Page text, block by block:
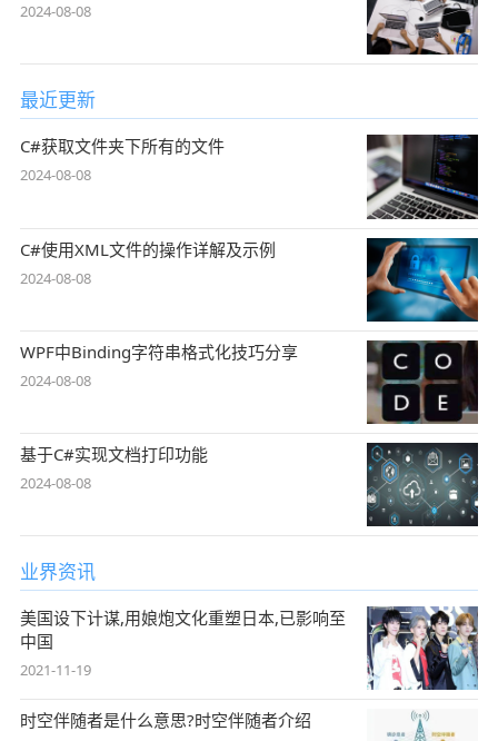
2024-08-08
最近更新
C#获取文件夹下所有的文件
2024-08-08
C#使用XML文件的操作详解及示例
2024-08-08
WPF中Binding字符串格式化技巧分享
2024-08-08
基于C#实现文档打印功能
2024-08-08
业界资讯
美国设下计谋,用娘炮文化重塑日本,已影响至
中国
2021-11-19
时空伴随者是什么意思?时空伴随者介绍